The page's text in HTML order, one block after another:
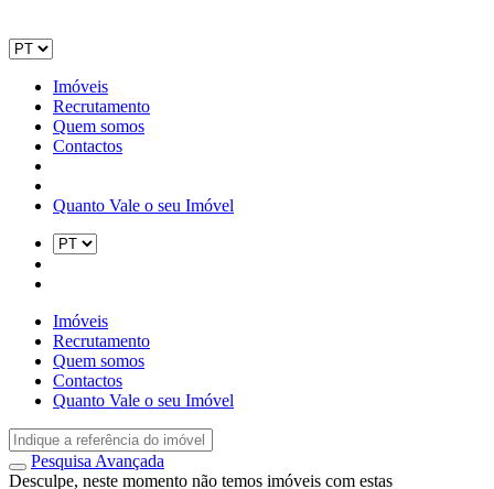
Imóveis
Recrutamento
Quem somos
Contactos
Quanto Vale o seu Imóvel
Imóveis
Recrutamento
Quem somos
Contactos
Quanto Vale o seu Imóvel
Pesquisa Avançada
Desculpe, neste momento não temos imóveis com estas